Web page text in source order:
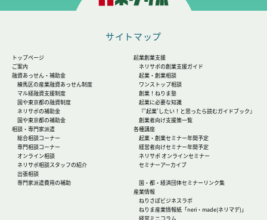
サイトマップ
トップページ
ご案内
融資あっせん・補助金
練馬区の産業融資あっせん制度
マル経融資支援制度
国や東京都の融資制度
ネリサポの補助金
国や東京都の補助金
相談・専門家派遣
総合相談コーナー
専門相談コーナー
オンライン相談
ネリサポ相談スタッフの紹介
出張相談
専門家派遣費用の補助
起業創業支援
ネリサポの創業支援ガイド
起業・創業相談
ワンストップ相談
創業！ねりま塾
起業に必要な知識
『'起業'したい！と思ったら読むガイドブック』
創業者向け支援策一覧
各種講座
起業・創業セミナー年間予定
経営者向けセミナー年間予定
ネリサポ オンラインセミナー
セミナーアーカイブ
国・都・経済団体セミナーリンク集
産業情報
ねりさぽビジネスラボ
ねりま産業情報紙「neri・made(ネリマデ)」
経営ミニコラム